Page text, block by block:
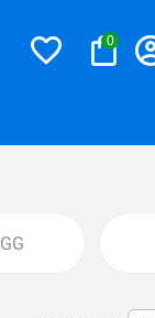
0
GG